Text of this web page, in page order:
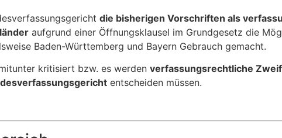
die bisherigen Vorschriften als
aufgrund einer Öffnungsklausel im Grundgesetz die
Baden-Württemberg und Bayern Gebrauch gemacht.
kritisiert bzw. es werden verfassungsrechtliche
entscheiden müssen.